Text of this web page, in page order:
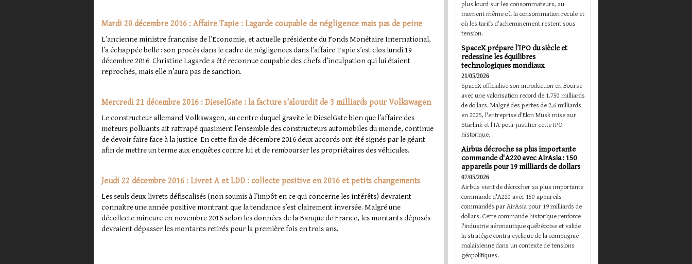
Mardi 20 décembre 2016 : Affaire Tapie : Lagarde coupable de négligence mais pas de peine
L’ancienne ministre française de l’Economie, et actuelle présidente du Fonds Monétaire International,
l’a échappée belle : son procès dans le cadre de négligences dans l’affaire Tapie s’est clos lundi 19
décembre 2016. Christine Lagarde a été reconnue coupable des chefs d’inculpation qui lui étaient
reprochés, mais elle n’aura pas de sanction.
Mercredi 21 décembre 2016 : DieselGate : la facture s’alourdit de 3 milliards pour Volkswagen
Le constructeur allemand Volkswagen, au centre duquel gravite le DieselGate bien que l’affaire des
moteurs polluants ait rattrapé quasiment l’ensemble des constructeurs automobiles du monde, continue
de devoir faire face à la justice. En cette fin de décembre 2016 deux accords ont été signés par le géant
afin de mettre un terme aux enquêtes contre lui et de rembourser les propriétaires des véhicules.
Jeudi 22 décembre 2016 : Livret A et LDD : collecte positive en 2016 et petits changements
Les seuls deux livrets défiscalisés (non soumis à l’impôt en ce qui concerne les intérêts) devraient
connaître une année positive montrant que la tendance s’est clairement inversée. Malgré une
décollecte mineure en novembre 2016 selon les données de la Banque de France, les montants déposés
devraient dépasser les montants retirés pour la première fois en trois ans.
plus lourd sur les consommateurs, au
moment même où la consommation recule et
où les tarifs d’acheminement restent sous
tension.
SpaceX prépare l’IPO du siècle et
redessine les équilibres
technologiques mondiaux
21/05/2026
SpaceX officialise son introduction en Bourse
avec une valorisation record de 1.750 milliards
de dollars. Malgré des pertes de 2,6 milliards
en 2025, l'entreprise d'Elon Musk mise sur
Starlink et l'IA pour justifier cette IPO
historique.
Airbus décroche sa plus importante
commande d'A220 avec AirAsia : 150
appareils pour 19 milliards de dollars
07/05/2026
Airbus vient de décrocher sa plus importante
commande d'A220 avec 150 appareils
commandés par AirAsia pour 19 milliards de
dollars. Cette commande historique renforce
l'industrie aéronautique québécoise et valide
la stratégie contra-cyclique de la compagnie
malaisienne dans un contexte de tensions
géopolitiques.